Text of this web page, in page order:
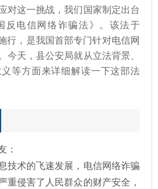
对这一挑战，我们国家制定出台
反电信网络诈骗法》。该法于
行，是我国首部专门针对电信网
今天，县公安局就从立法背景、
等方面来详细解读一下这部法
：
技术的飞速发展，电信网络诈骗
重侵害了人民群众的财产安全，